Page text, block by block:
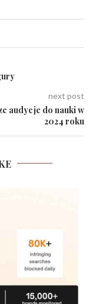
next post
audycje do nauki w
2024 roku